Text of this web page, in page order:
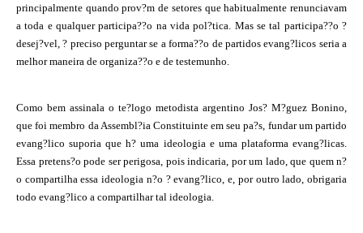
principalmente quando prov?m de setores que habitualmente renunciavam
a toda e qualquer participa??o na vida pol?tica. Mas se tal participa??o ?
desej?vel, ? preciso perguntar se a forma??o de partidos evang?licos seria a
melhor maneira de organiza??o e de testemunho.
Como bem assinala o te?logo metodista argentino Jos? M?guez Bonino,
que foi membro da Assembl?ia Constituinte em seu pa?s, fundar um partido
evang?lico suporia que h? uma ideologia e uma plataforma evang?licas.
Essa pretens?o pode ser perigosa, pois indicaria, por um lado, que quem n?
o compartilha essa ideologia n?o ? evang?lico, e, por outro lado, obrigaria
todo evang?lico a compartilhar tal ideologia.